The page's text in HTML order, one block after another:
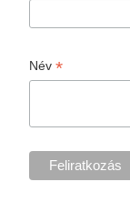
Név*